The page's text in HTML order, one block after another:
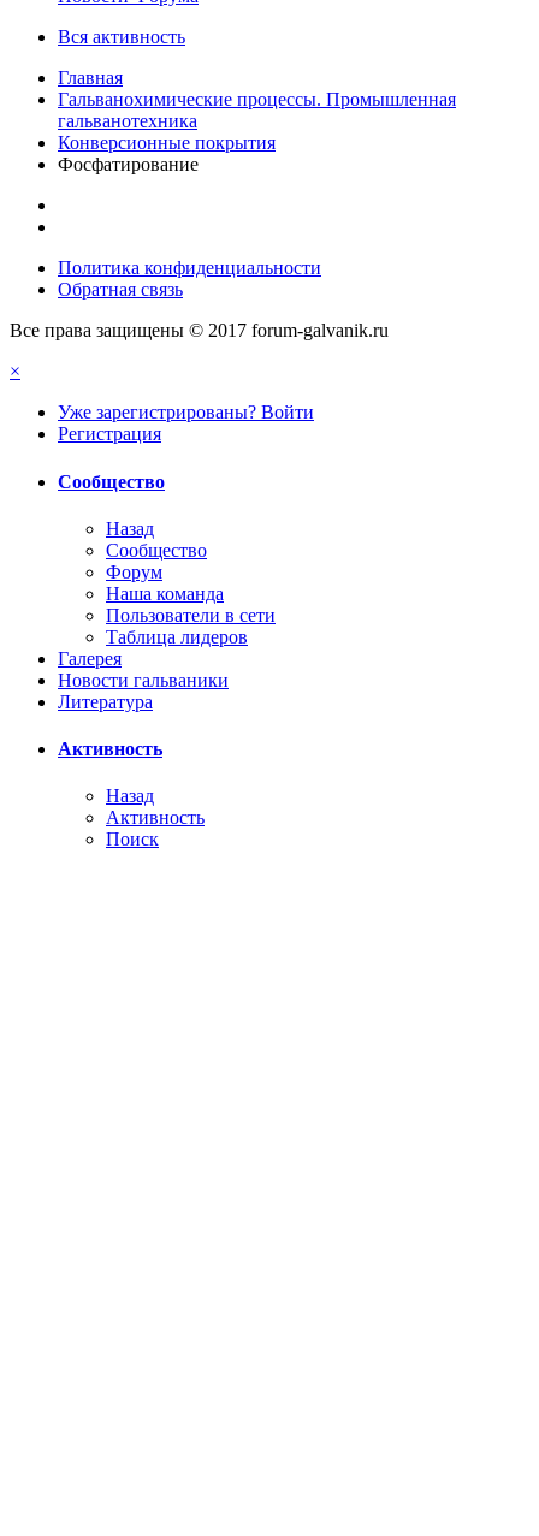
Вся активность
Главная
Гальванохимические процессы. Промышленная
гальванотехника
Конверсионные покрытия
Фосфатирование
Политика конфиденциальности
Обратная связь
Все права защищены © 2017 forum-galvanik.ru
×
Уже зарегистрированы? Войти
Регистрация
Сообщество
Назад
Сообщество
Форум
Наша команда
Пользователи в сети
Таблица лидеров
Галерея
Новости гальваники
Литература
Активность
Назад
Активность
Поиск